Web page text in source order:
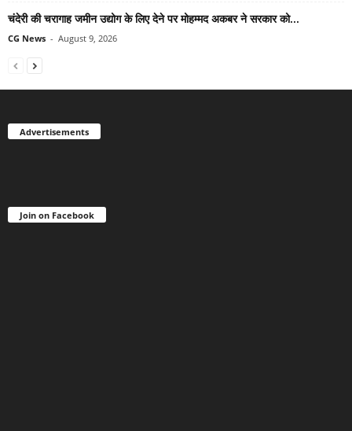
चंदेरी की चरागाह जमीन उद्योग के लिए देने पर मोहम्मद अकबर ने सरकार को...
CG News - August 9, 2026
Advertisements
Join on Facebook